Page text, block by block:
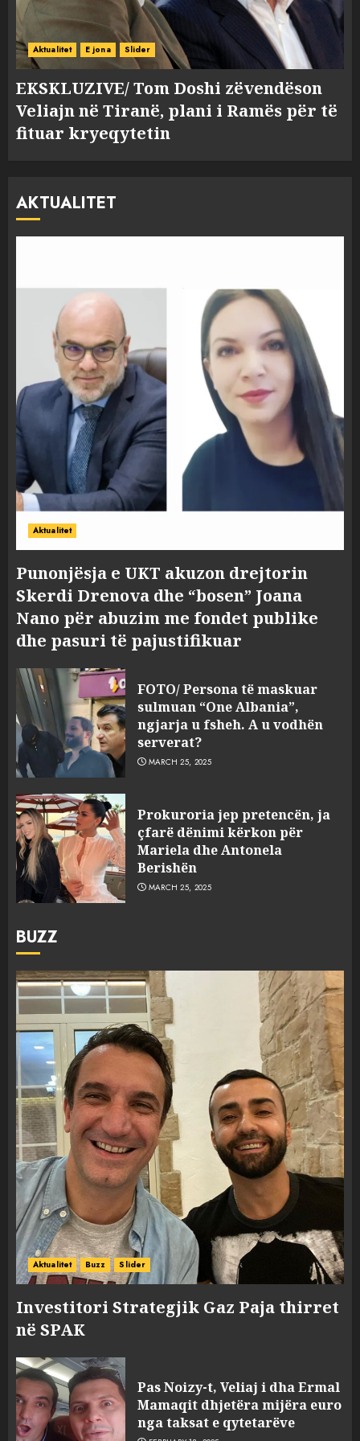
Aktualitet E jona Slider
EKSKLUZIVE/ Tom Doshi zëvendëson
Veliajn në Tiranë, plani i Ramës për të
fituar kryeqytetin
AKTUALITET
Aktualitet
Punonjësja e UKT akuzon drejtorin
Skerdi Drenova dhe “bosen” Joana
Nano për abuzim me fondet publike
dhe pasuri të pajustifikuar
FOTO/ Persona të maskuar
sulmuan “One Albania”,
ngjarja u fsheh. A u vodhën
serverat?
MARCH 25, 2025
Prokuroria jep pretencën, ja
çfarë dënimi kërkon për
Mariela dhe Antonela
Berishën
MARCH 25, 2025
BUZZ
Aktualitet Buzz Slider
Investitori Strategjik Gaz Paja thirret
në SPAK
Pas Noizy-t, Veliaj i dha Ermal
Mamaqit dhjetëra mijëra euro
nga taksat e qytetarëve